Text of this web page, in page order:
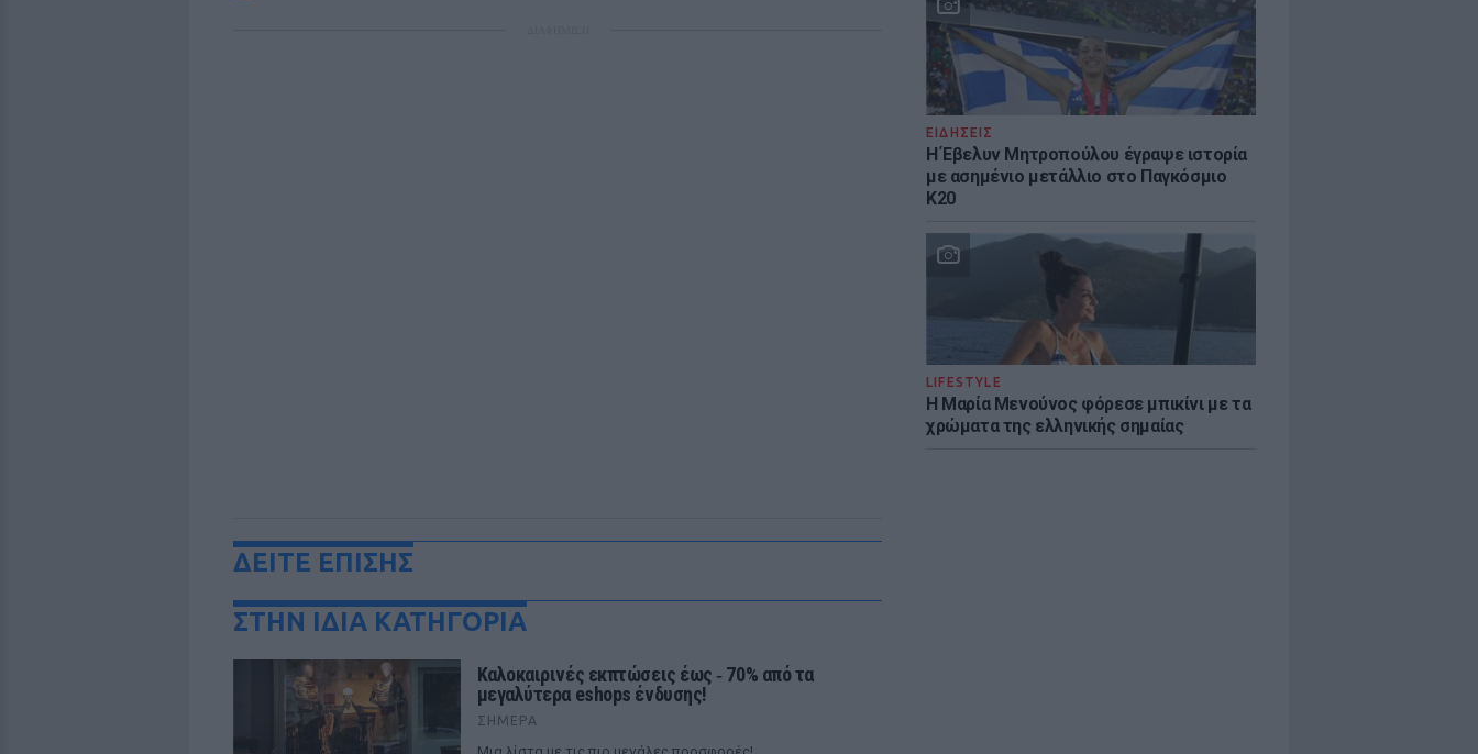
ΕΙΔΗΣΕΙΣ
Η Έβελυν Μητροπούλου έγραψε ιστορία
με ασημένιο μετάλλιο στο Παγκόσμιο
Κ20
LIFESTYLE
Η Μαρία Μενούνος φόρεσε μπικίνι με τα
χρώματα της ελληνικής σημαίας
ΔΕΙΤΕ ΕΠΙΣΗΣ
ΣΤΗΝ ΙΔΙΑ ΚΑΤΗΓΟΡΙΑ
Καλοκαιρινές εκπτώσεις έως ‑ 70% από τα
μεγαλύτερα eshops ένδυσης!
ΣΉΜΕΡΑ